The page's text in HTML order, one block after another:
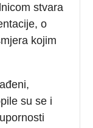
stvara
o
kojim
su se i